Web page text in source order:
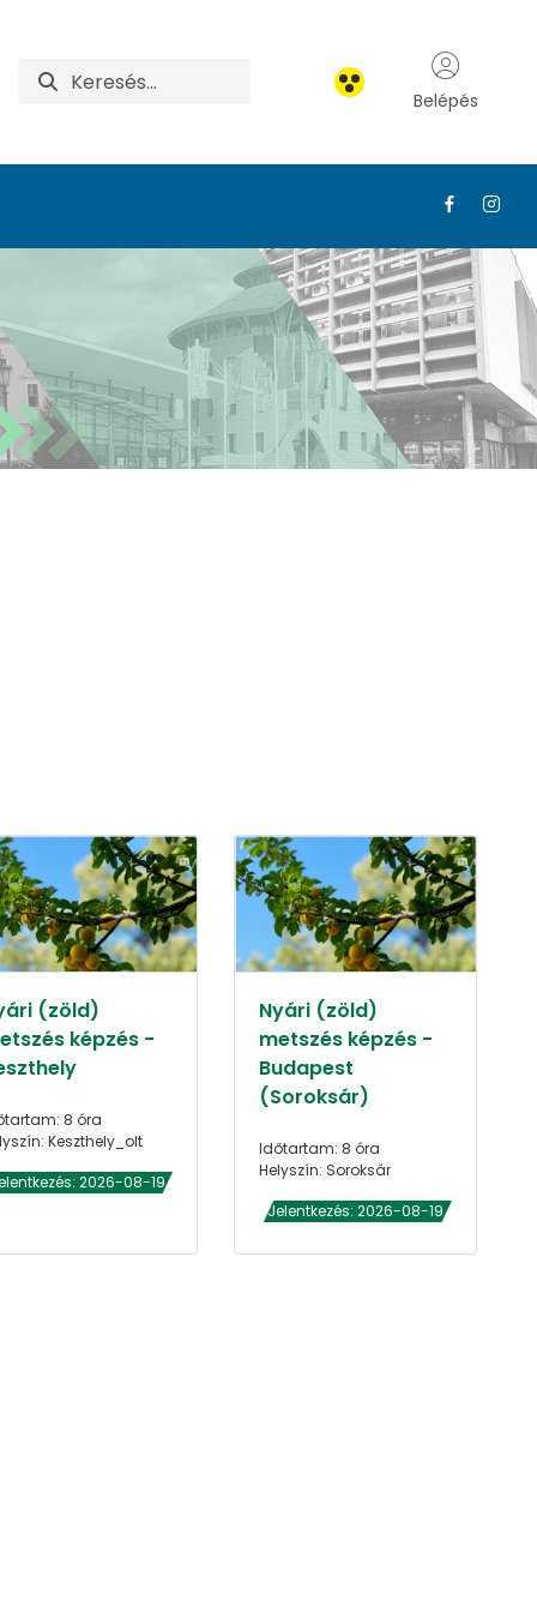
Belépés
(zöld)
képzés -
8 óra
Keszthely_olt
2026-08-19
Nyári (zöld)
metszés képzés -
Budapest
(Soroksár)
Időtartam: 8 óra
Helyszín: Soroksár
Jelentkezés: 2026-08-19